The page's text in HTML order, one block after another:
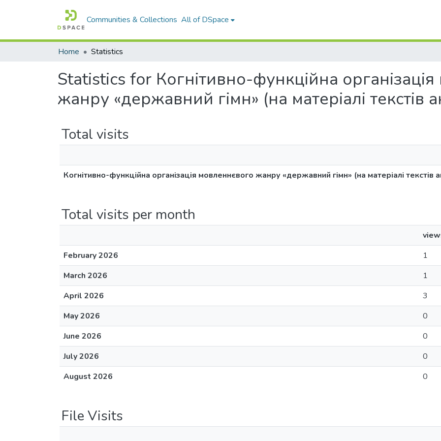
Communities & Collections All of DSpace
Home Statistics
Statistics for Когнітивно-функційна
жанру «державний гімн» (на матеріалі текстів
Total visits
Когнітивно-функційна організація мовленнєвого жанру «державний гімн» (на матеріалі текстів
Total visits per month
February 2026
1
March 2026
1
April 2026
3
May 2026
0
June 2026
0
July 2026
0
August 2026
0
File Visits